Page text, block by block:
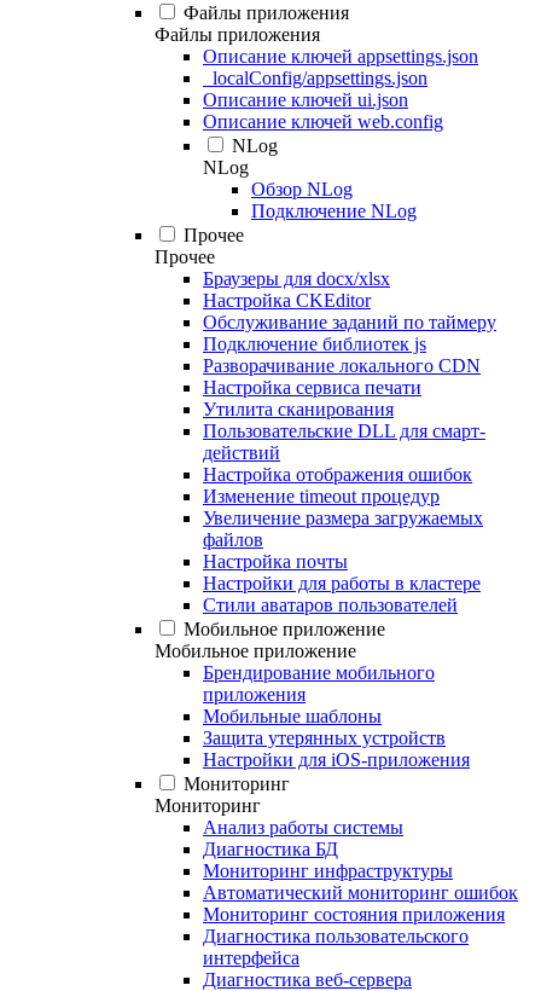
Файлы приложения
Файлы приложения
Описание ключей appsettings.json
_localConfig/appsettings.json
Описание ключей ui.json
Описание ключей web.config
NLog
NLog
Обзор NLog
Подключение NLog
Прочее
Прочее
Браузеры для docx/xlsx
Настройка CKEditor
Обслуживание заданий по таймеру
Подключение библиотек js
Разворачивание локального CDN
Настройка сервиса печати
Утилита сканирования
Пользовательские DLL для смарт-
действий
Настройка отображения ошибок
Изменение timeout процедур
Увеличение размера загружаемых
файлов
Настройка почты
Настройки для работы в кластере
Стили аватаров пользователей
Мобильное приложение
Мобильное приложение
Брендирование мобильного
приложения
Мобильные шаблоны
Защита утерянных устройств
Настройки для iOS-приложения
Мониторинг
Мониторинг
Анализ работы системы
Диагностика БД
Мониторинг инфраструктуры
Автоматический мониторинг ошибок
Мониторинг состояния приложения
Диагностика пользовательского
интерфейса
Диагностика веб-сервера